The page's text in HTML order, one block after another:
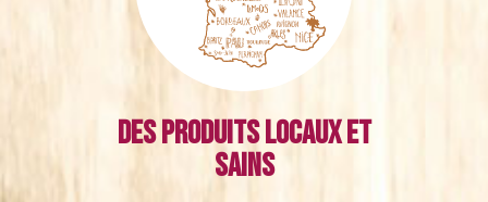
Des produits locaux et
sains